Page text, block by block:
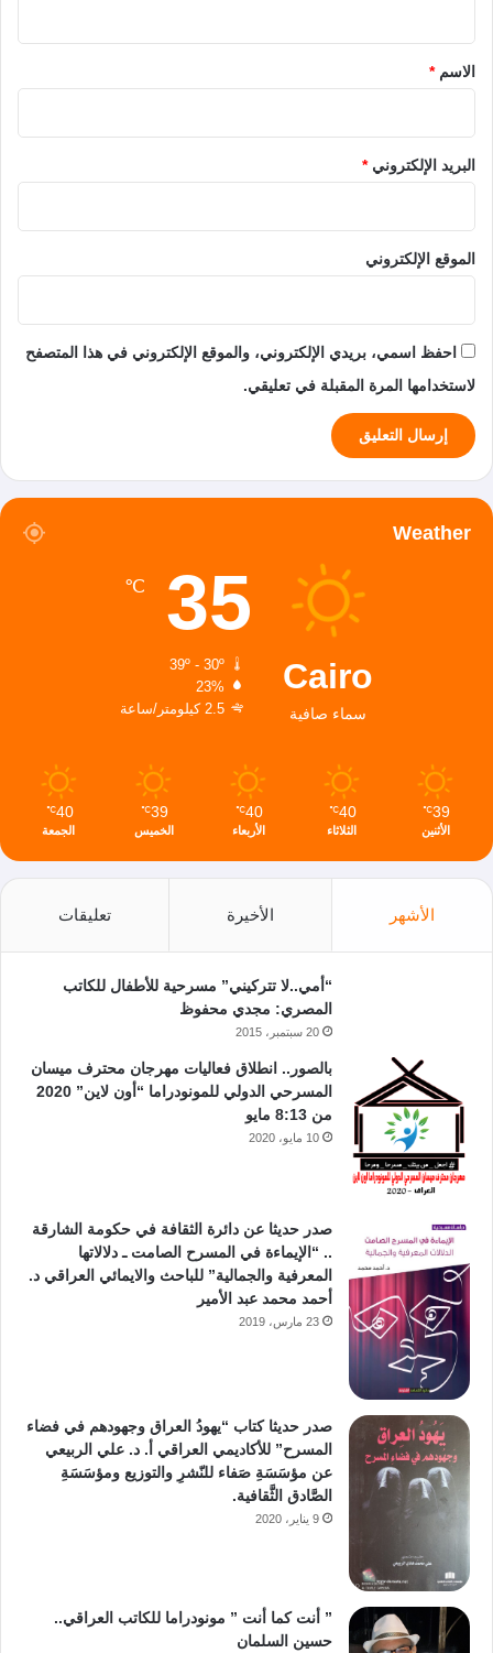
*الاسم*
البريد الإلكتروني*
الموقع الإلكتروني
احفظ اسمي، بريدي الإلكتروني، والموقع الإلكتروني في هذا المتصفح
لاستخدامها المرة المقبلة في تعليقي.
Weather
Cairo
سماء صافية
35
℃
23%
2.5 كيلومتر/ساعة
39
℃
الأثنين
40
℃
الثلاثاء
40
℃
الأربعاء
39
℃
الخميس
40
℃
الجمعة
الأشهر الأخيرة تعليقات
“أمي..لا تتركيني” مسرحية للأطفال للكاتب
المصري: مجدي محفوظ
20 سبتمبر، 2015
بالصور.. انطلاق فعاليات مهرجان محترف ميسان
المسرحي الدولي للمونودراما “أون لاين” 2020
من 8:13 مايو
10 مايو، 2020
صدر حديثا عن دائرة الثقافة في حكومة الشارقة
.. “الإيماءة في المسرح الصامت ـ دلالاتها
المعرفية والجمالية” للباحث والايمائي العراقي د.
أحمد محمد عبد الأمير
23 مارس، 2019
صدر حديثا كتاب “يهودُ العراق وجهودهم في فضاء
المسرح” للأكاديمي العراقي أ. د. علي الربيعي
عن مؤسَسَةِ صَفاء للنّشرِ والتوزيع ومؤسَسَةِ
الصَّادق الثَّقافية.
9 يناير، 2020
” أنت كما أنت ” مونودراما للكاتب العراقي..
حسين السلمان